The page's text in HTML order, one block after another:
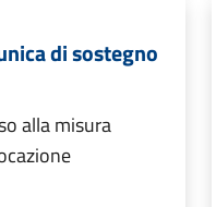
di sostegno
alla misura